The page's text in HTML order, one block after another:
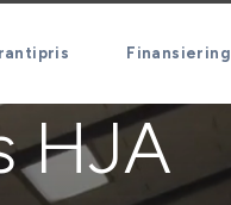
Finansiering
HJA